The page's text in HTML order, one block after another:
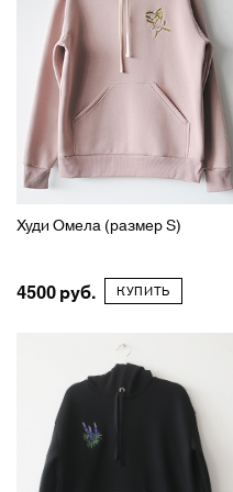
Худи Омела (размер S)
4500 КУПИТЬ